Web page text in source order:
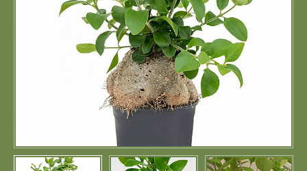
Контакты